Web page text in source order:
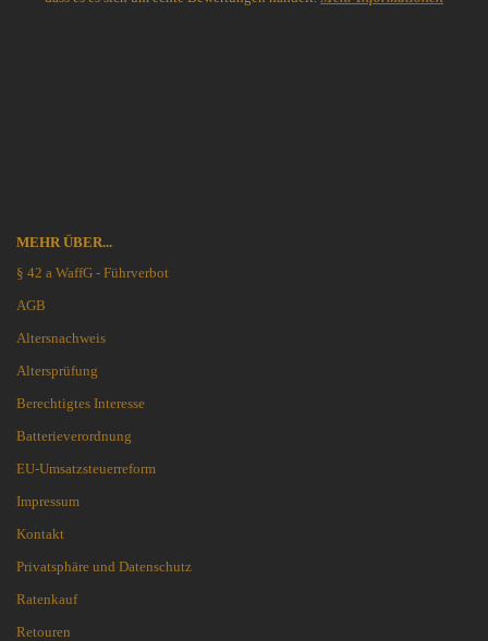
MEHR ÜBER...
§ 42 a WaffG - Führverbot
AGB
Altersnachweis
Altersprüfung
Berechtigtes Interesse
Batterieverordnung
EU-Umsatzsteuerreform
Impressum
Kontakt
Privatsphäre und Datenschutz
Ratenkauf
Retouren